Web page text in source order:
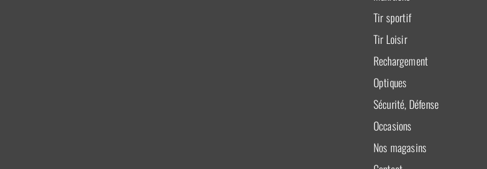
Tir sportif
Tir Loisir
Rechargement
Optiques
Sécurité, Défense
Occasions
Nos magasins